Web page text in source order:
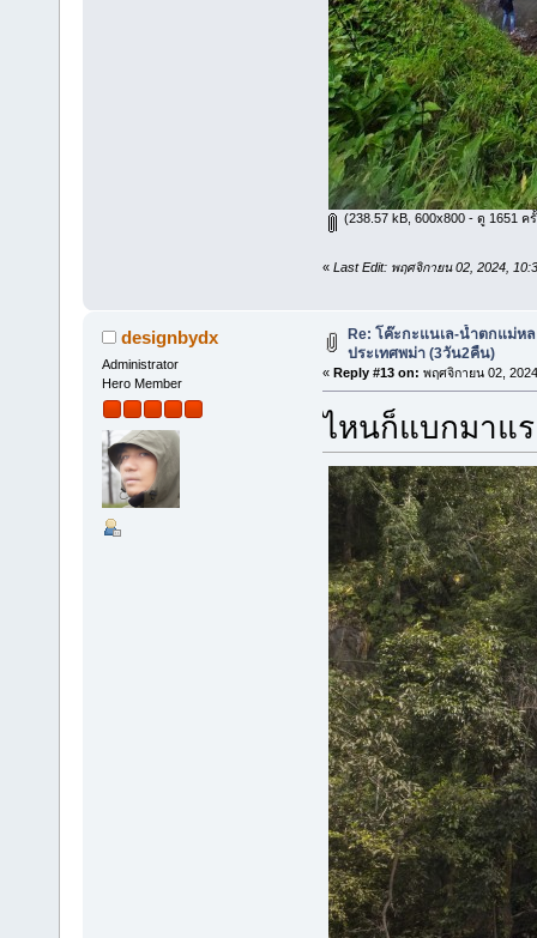
(238.57 kB, 600x800 - ดู 1651 ค
« Last Edit: พฤศจิกายน 02, 2024,
designbydx
Administrator
Hero Member
Re: โค๊ะกะแนเล-น้ำตกแม่หล
ประเทศพม่า (3วัน2คืน)
« Reply #13 on: พฤศจิกายน 02,
ไหนก็แบกมาแ